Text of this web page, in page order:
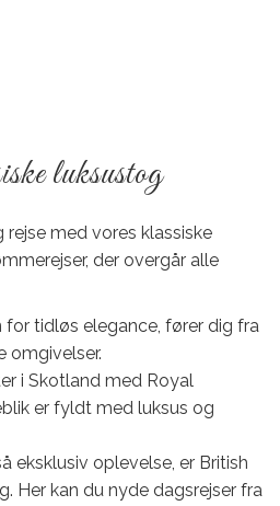
luksustog
med vores klassiske
der overgår alle
for tidløs elegance, fører dig fra
omgivelser.
i Skotland med Royal
er fyldt med luksus og
eksklusiv oplevelse, er British
Her kan du nyde dagsrejser fra